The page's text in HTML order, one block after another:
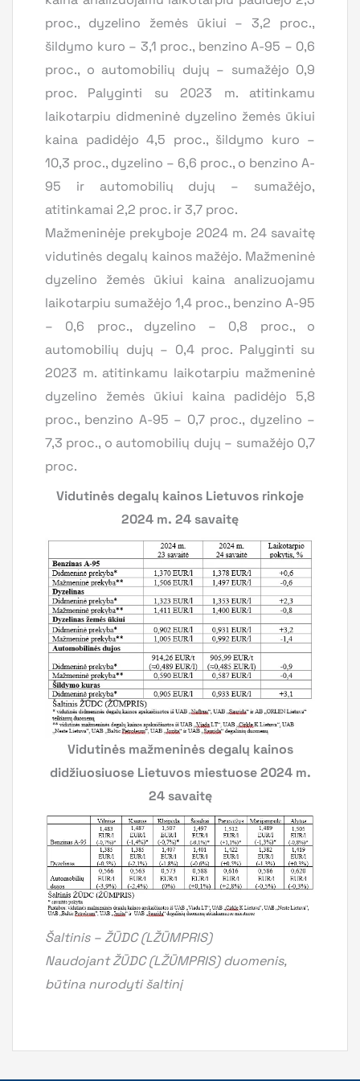
proc., dyzelino žemės ūkiui – 3,2 proc.,
šildymo kuro – 3,1 proc., benzino A-95 – 0,6
proc., o automobilių dujų – sumažėjo 0,9
proc. Palyginti su 2023 m. atitinkamu
laikotarpiu didmeninė dyzelino žemės ūkiui
kaina padidėjo 4,5 proc., šildymo kuro –
10,3 proc., dyzelino – 6,6 proc., o benzino A-
95 ir automobilių dujų – sumažėjo,
atitinkamai 2,2 proc. ir 3,7 proc.
Mažmeninėje prekyboje 2024 m. 24 savaitę
vidutinės degalų kainos mažėjo. Mažmeninė
dyzelino žemės ūkiui kaina analizuojamu
laikotarpiu sumažėjo 1,4 proc., benzino A-95
– 0,6 proc., dyzelino – 0,8 proc., o
automobilių dujų – 0,4 proc. Palyginti su
2023 m. atitinkamu laikotarpiu mažmeninė
dyzelino žemės ūkiui kaina padidėjo 5,8
proc., benzino A-95 – 0,7 proc., dyzelino –
7,3 proc., o automobilių dujų – sumažėjo 0,7
proc.
Vidutinės degalų kainos Lietuvos rinkoje
2024 m. 24 savaitę
Vidutinės mažmeninės degalų kainos
didžiuosiuose Lietuvos miestuose 2024 m.
24 savaitę
Šaltinis – ŽŪDC (LŽŪMPRIS)
Naudojant ŽŪDC (LŽŪMPRIS) duomenis,
būtina nurodyti šaltinį